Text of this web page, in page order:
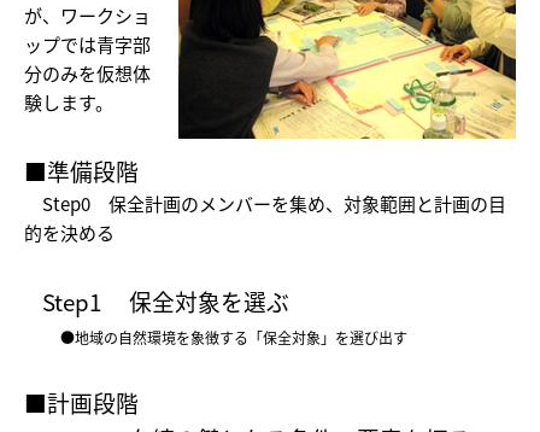
が、ワークショ
ップでは青字部
分のみを仮想体
験します。
■準備段階
Step0 保全計画のメンバーを集め、対象範囲と計画の目
的を決める
Step1 保全対象を選ぶ
●地域の自然環境を象徴する「保全対象」を選び出す
■計画段階